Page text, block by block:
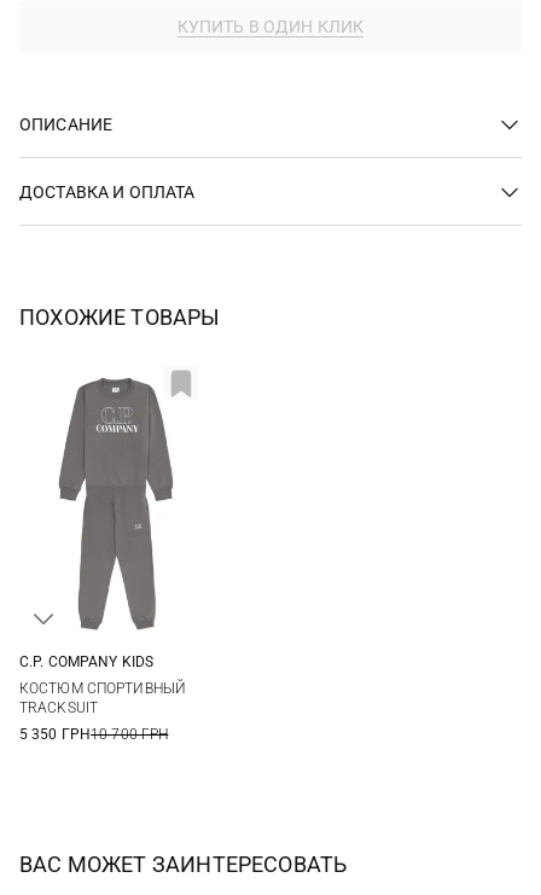
КУПИТЬ В ОДИН КЛИК
ОПИСАНИЕ
ДОСТАВКА И ОПЛАТА
ПОХОЖИЕ ТОВАРЫ
C.P. COMPANY KIDS
КОСТЮМ СПОРТИВНЫЙ
TRACKSUIT
5 350 ГРН10 700 ГРН
ВАС МОЖЕТ ЗАИНТЕРЕСОВАТЬ